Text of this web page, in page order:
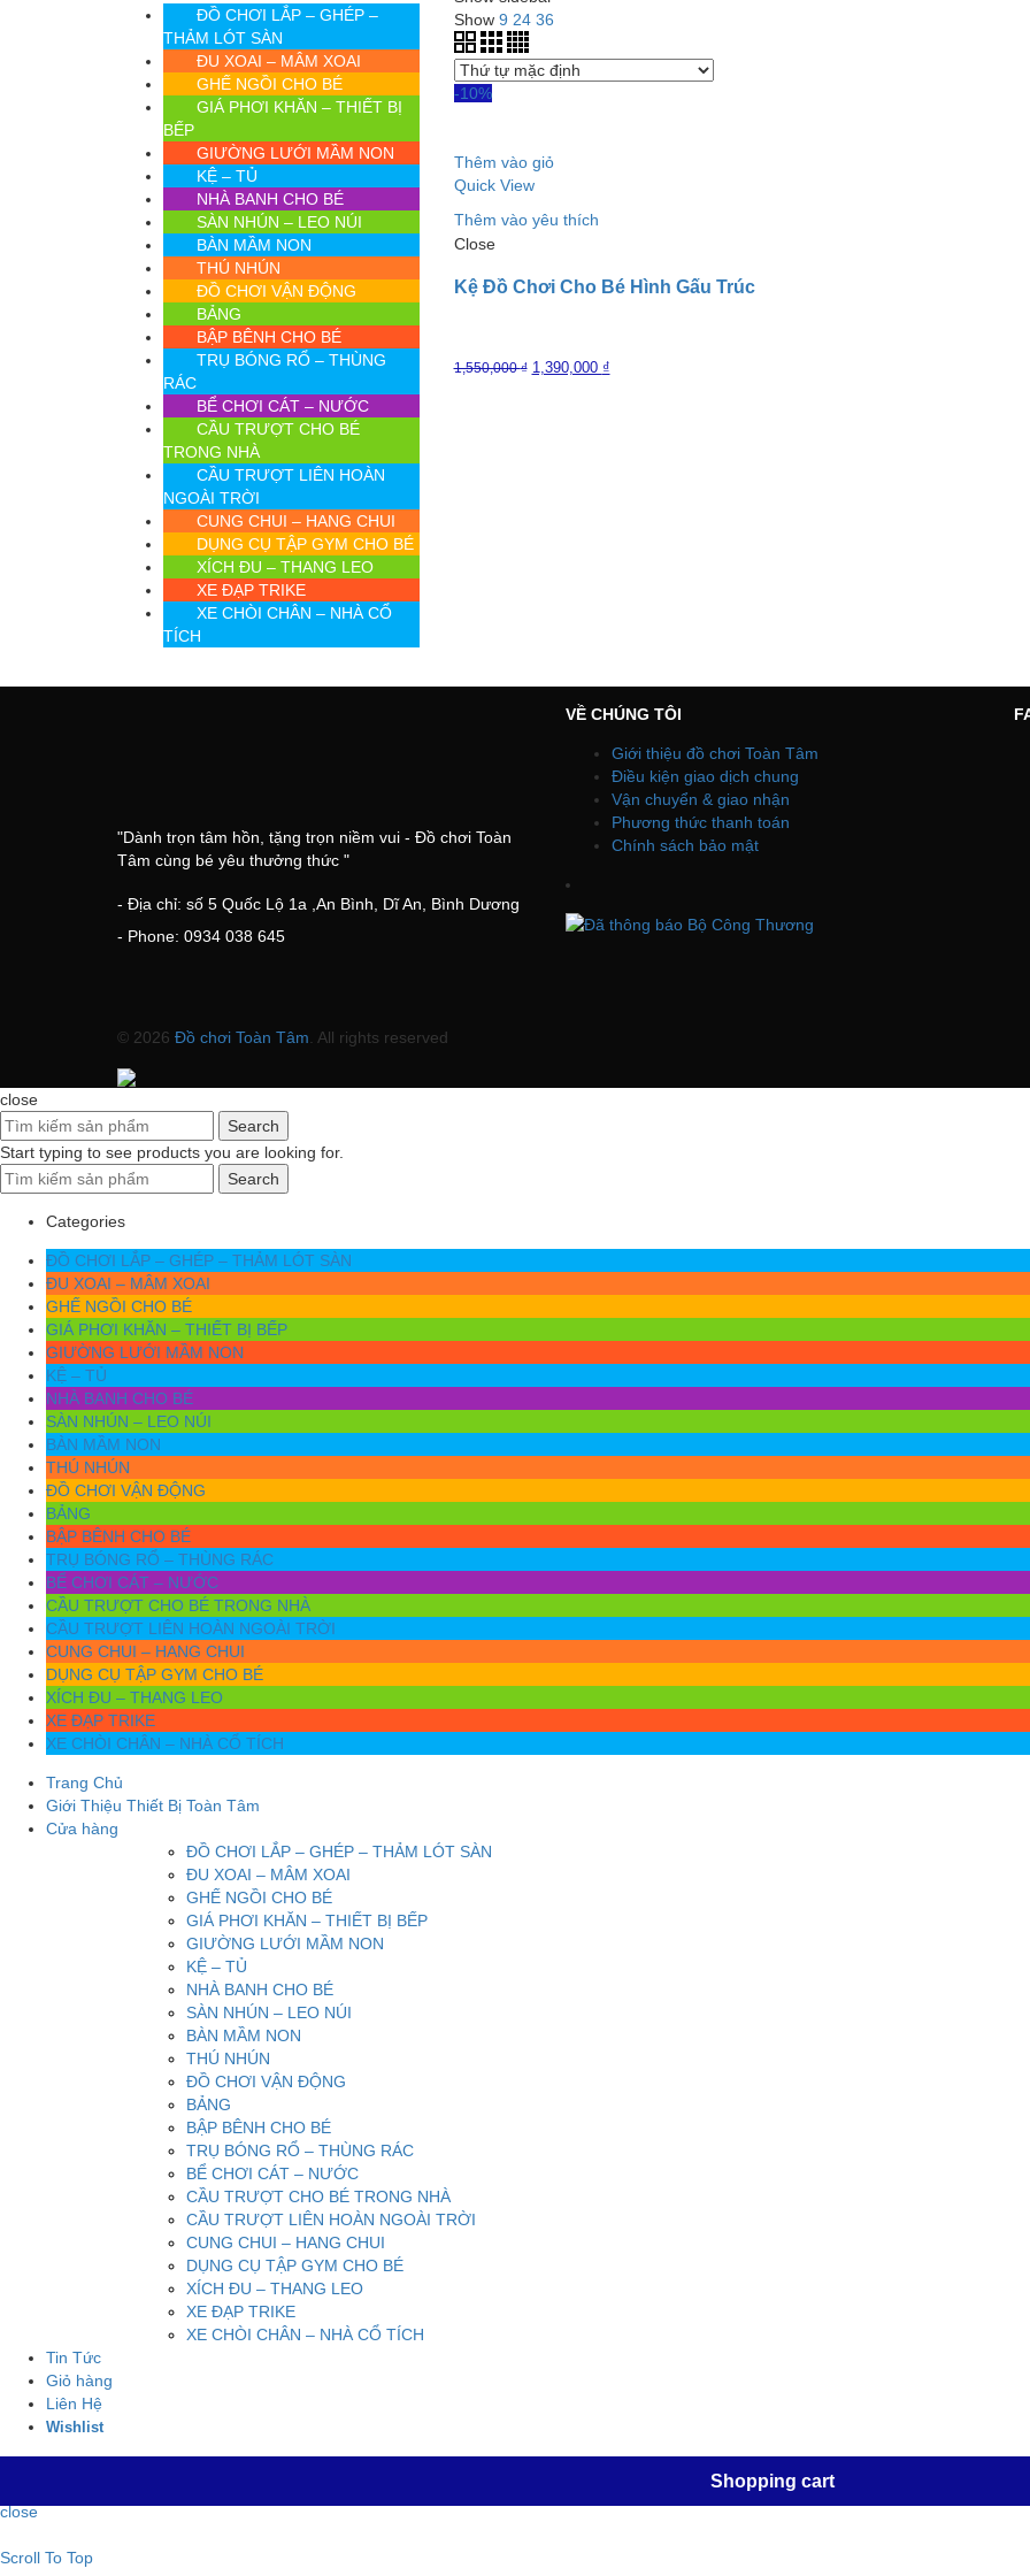
Show 9 24 36
-10%
Thêm vào giỏ
Quick View
Thêm vào yêu thích
Close
Kệ Đồ Chơi Cho Bé Hình Gấu Trúc
1,550,000₫ 1,390,000 ₫
ĐỒ CHƠI LẮP – GHÉP –
THẢM LÓT SÀN
ĐU XOAI – MÂM XOAI
GHẾ NGỒI CHO BÉ
GIÁ PHƠI KHĂN – THIẾT BỊ
BẾP
GIƯỜNG LƯỚI MẦM NON
KỆ – TỦ
NHÀ BANH CHO BÉ
SÀN NHÚN – LEO NÚI
BÀN MẦM NON
THÚ NHÚN
ĐỒ CHƠI VẬN ĐỘNG
BẢNG
BẬP BÊNH CHO BÉ
TRỤ BÓNG RỔ – THÙNG
RÁC
BỂ CHƠI CÁT – NƯỚC
CẦU TRƯỢT CHO BÉ
TRONG NHÀ
CẦU TRƯỢT LIÊN HOÀN
NGOÀI TRỜI
CUNG CHUI – HANG CHUI
DỤNG CỤ TẬP GYM CHO BÉ
XÍCH ĐU – THANG LEO
XE ĐẠP TRIKE
XE CHÒI CHÂN – NHÀ CỔ
TÍCH
"Dành trọn tâm hồn, tặng trọn niềm vui - Đồ chơi Toàn
Tâm cùng bé yêu thưởng thức "
- Địa chỉ: số 5 Quốc Lộ 1a ,An Bình, Dĩ An, Bình Dương
- Phone: 0934 038 645
VỀ CHÚNG TÔI
Giới thiệu đồ chơi Toàn Tâm
Điều kiện giao dịch chung
Vận chuyển & giao nhận
Phương thức thanh toán
Chính sách bảo mật
© 2026 Đồ chơi Toàn Tâm . All rights reserved
close
Search
Start typing to see products you are looking for.
Search
Categories
ĐỒ CHƠI LẮP – GHÉP – THẢM LÓT SÀN
ĐU XOAI – MÂM XOAI
GHẾ NGỒI CHO BÉ
GIÁ PHƠI KHĂN – THIẾT BỊ BẾP
GIƯỜNG LƯỚI MẦM NON
KỆ – TỦ
NHÀ BANH CHO BÉ
SÀN NHÚN – LEO NÚI
BÀN MẦM NON
THÚ NHÚN
ĐỒ CHƠI VẬN ĐỘNG
BẢNG
BẬP BÊNH CHO BÉ
TRỤ BÓNG RỔ – THÙNG RÁC
BỂ CHƠI CÁT – NƯỚC
CẦU TRƯỢT CHO BÉ TRONG NHÀ
CẦU TRƯỢT LIÊN HOÀN NGOÀI TRỜI
CUNG CHUI – HANG CHUI
DỤNG CỤ TẬP GYM CHO BÉ
XÍCH ĐU – THANG LEO
XE ĐẠP TRIKE
XE CHÒI CHÂN – NHÀ CỔ TÍCH
Trang Chủ
Giới Thiệu Thiết Bị Toàn Tâm
Cửa hàng
ĐỒ CHƠI LẮP – GHÉP – THẢM LÓT SÀN
ĐU XOAI – MÂM XOAI
GHẾ NGỒI CHO BÉ
GIÁ PHƠI KHĂN – THIẾT BỊ BẾP
GIƯỜNG LƯỚI MẦM NON
KỆ – TỦ
NHÀ BANH CHO BÉ
SÀN NHÚN – LEO NÚI
BÀN MẦM NON
THÚ NHÚN
ĐỒ CHƠI VẬN ĐỘNG
BẢNG
BẬP BÊNH CHO BÉ
TRỤ BÓNG RỔ – THÙNG RÁC
BỂ CHƠI CÁT – NƯỚC
CẦU TRƯỢT CHO BÉ TRONG NHÀ
CẦU TRƯỢT LIÊN HOÀN NGOÀI TRỜI
CUNG CHUI – HANG CHUI
DỤNG CỤ TẬP GYM CHO BÉ
XÍCH ĐU – THANG LEO
XE ĐẠP TRIKE
XE CHÒI CHÂN – NHÀ CỔ TÍCH
Tin Tức
Giỏ hàng
Liên Hệ
Wishlist
Shopping cart
close
Scroll To Top